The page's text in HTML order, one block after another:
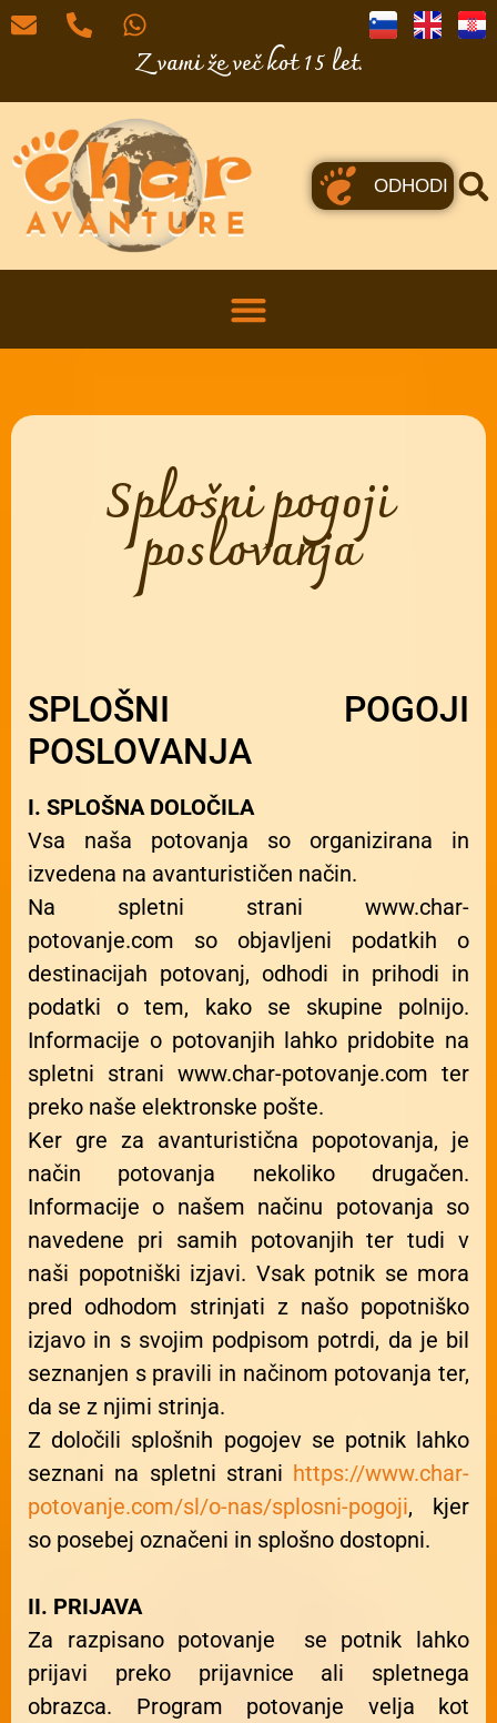
Z vami že več kot 15 let.
ODHODI
Splošni pogoji
poslovanja
SPLOŠNI POGOJI
POSLOVANJA
I. SPLOŠNA DOLOČILA
Vsa naša potovanja so organizirana in
izvedena na avanturističen način.
Na spletni strani www.char-
potovanje.com so objavljeni podatkih o
destinacijah potovanj, odhodi in prihodi in
podatki o tem, kako se skupine polnijo.
Informacije o potovanjih lahko pridobite na
spletni strani www.char-potovanje.com ter
preko naše elektronske pošte.
Ker gre za avanturistična popotovanja, je
način potovanja nekoliko drugačen.
Informacije o našem načinu potovanja so
navedene pri samih potovanjih ter tudi v
naši popotniški izjavi. Vsak potnik se mora
pred odhodom strinjati z našo popotniško
izjavo in s svojim podpisom potrdi, da je bil
seznanjen s pravili in načinom potovanja ter,
da se z njimi strinja.
Z določili splošnih pogojev se potnik lahko
seznani na spletni strani https://www.char-
potovanje.com/sl/o-nas/splosni-pogoji, kjer
so posebej označeni in splošno dostopni.
II. PRIJAVA
Za razpisano potovanje se potnik lahko
prijavi preko prijavnice ali spletnega
obrazca. Program potovanje velja kot